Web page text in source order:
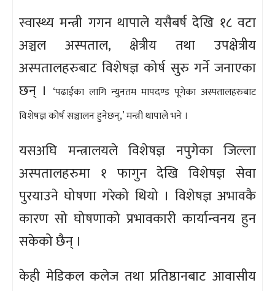
स्वास्थ्य मन्त्री गगन थापाले यसैबर्ष देखि १८ वटा
अञ्चल अस्पताल, क्षेत्रीय तथा उपक्षेत्रीय
अस्पतालहरुबाट विशेषज्ञ कोर्ष सुरु गर्ने जनाएका
छन् । ‘पढाईका लागि न्युनतम मापदण्ड पूगेका अस्पतालहरुबाट
विशेषज्ञ कोर्ष सञ्चालन हुनेछन्,’ मन्त्री थापाले भने ।
यसअघि मन्त्रालयले विशेषज्ञ नपुगेका जिल्ला
अस्पतालहरुमा १ फागुन देखि विशेषज्ञ सेवा
पुरयाउने घोषणा गरेको थियो । विशेषज्ञ अभावकै
कारण सो घोषणाको प्रभावकारी कार्यान्वनय हुन
सकेको छैन् ।
केही मेडिकल कलेज तथा प्रतिष्ठानबाट आवासीय